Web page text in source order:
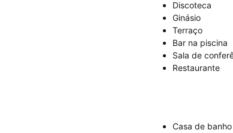
Discoteca
Ginásio
Terraço
Bar na piscina
Sala de
Restaurante
Casa de